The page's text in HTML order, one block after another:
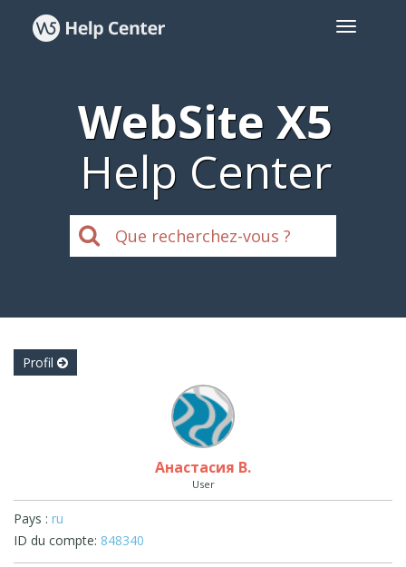
WebSite X5
Help Center
Profil
Анастасия В.
User
Pays : ru
ID du compte: 848340